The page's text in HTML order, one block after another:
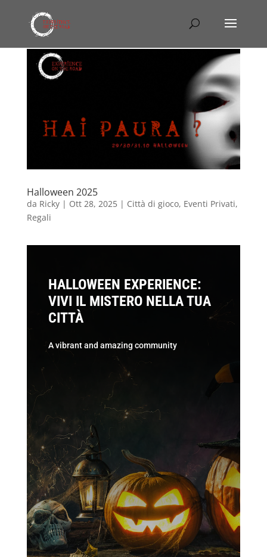
Halloween 2025
da Ricky| Ott 28, 2025| Città di gioco, Eventi Privati,
Regali
HALLOWEEN EXPERIENCE:
VIVI IL MISTERO NELLA TUA
CITTÀ
A vibrant and amazing community